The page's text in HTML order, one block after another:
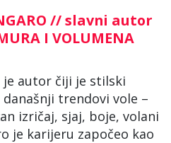
// slavni autor
I VOLUMENA
je autor čiji je stilski
trendovi vole –
izričaj, sjaj, boje, volani
je karijeru započeo kao